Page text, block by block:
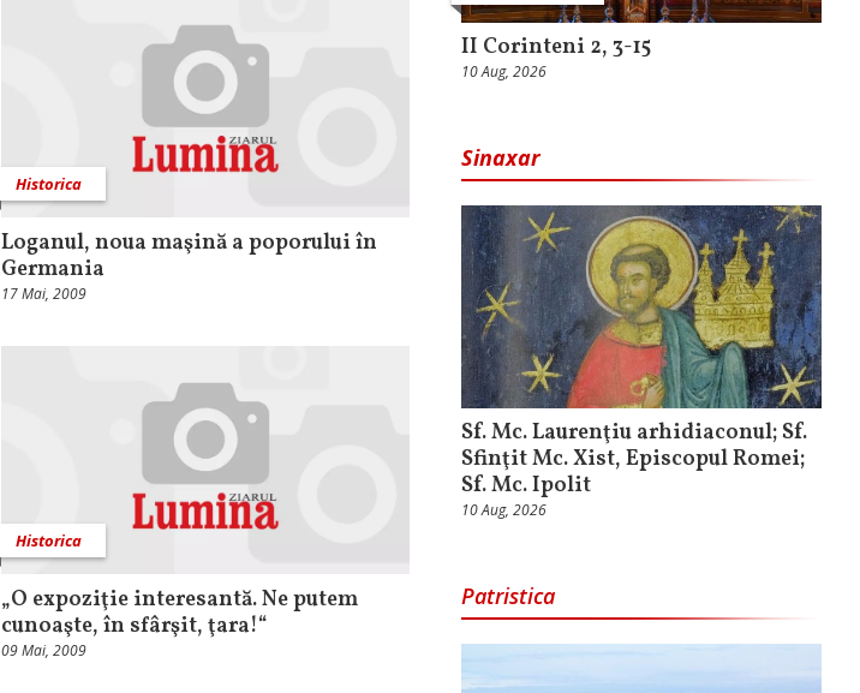
Historica
Loganul, noua maşină a poporului în
Germania
17 Mai, 2009
Historica
„O expoziţie interesantă. Ne putem
cunoaşte, în sfârşit, ţara!“
09 Mai, 2009
II Corinteni 2, 3-15
10 Aug, 2026
Sinaxar
Sf. Mc. Laurenţiu arhidiaconul; Sf.
Sfinţit Mc. Xist, Episcopul Romei;
Sf. Mc. Ipolit
10 Aug, 2026
Patristica